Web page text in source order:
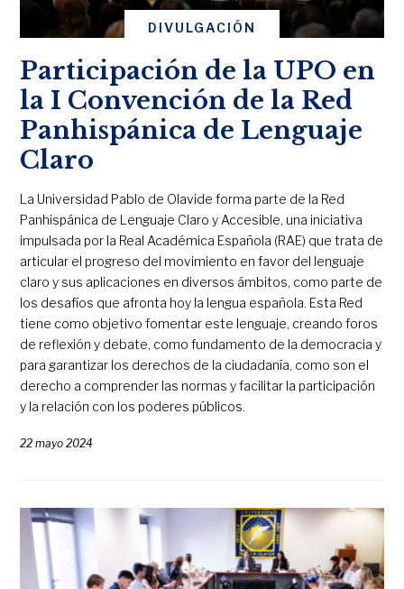
DIVULGACIÓN
Participación de la UPO en
la I Convención de la Red
Panhispánica de Lenguaje
Claro
La Universidad Pablo de Olavide forma parte de la Red
Panhispánica de Lenguaje Claro y Accesible, una iniciativa
impulsada por la Real Académica Española (RAE) que trata de
articular el progreso del movimiento en favor del lenguaje
claro y sus aplicaciones en diversos ámbitos, como parte de
los desafíos que afronta hoy la lengua española. Esta Red
tiene como objetivo fomentar este lenguaje, creando foros
de reflexión y debate, como fundamento de la democracia y
para garantizar los derechos de la ciudadanía, como son el
derecho a comprender las normas y facilitar la participación
y la relación con los poderes públicos.
22 mayo 2024